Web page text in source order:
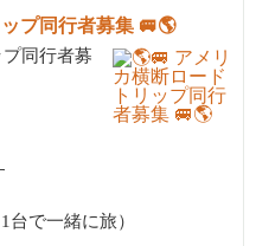
プ同行者募集 🚐🌎
同行者募
で一緒に旅）